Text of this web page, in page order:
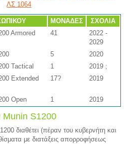
ΛΣ 1064
ΜΟΝΑΔΕΣ
ΣΧΟΛΙΑ
Armored
41
2022 -
2029
5
2020
Tactical
1
2019 ;
Extended
17? 2019
Open 1 2019
Munin S1200
διαθέτει (πέραν του κυβερνήτη και
με διατάξεις απορροφήσεως